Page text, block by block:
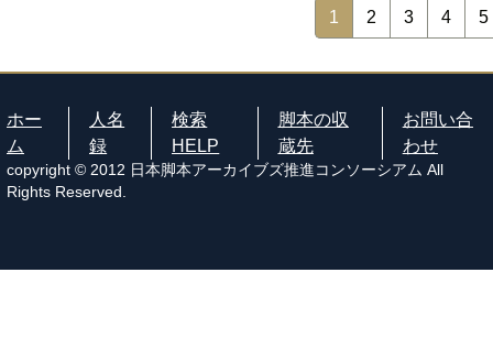
1 2 3 4 5
ホー
ム
人名
録
検索
HELP
脚本の収
蔵先
お問い合
わせ
copyright © 2012 日本脚本アーカイブズ推進コンソーシアム All
Rights Reserved.